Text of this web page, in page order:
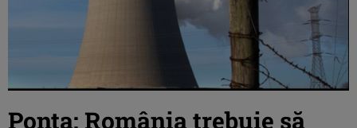
Ponta: România trebuie să